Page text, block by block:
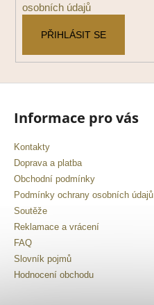
osobních údajů
PŘIHLÁSIT SE
Informace pro vás
Kontakty
Doprava a platba
Obchodní podmínky
Podmínky ochrany osobních údajů
Soutěže
Reklamace a vrácení
FAQ
Slovník pojmů
Hodnocení obchodu